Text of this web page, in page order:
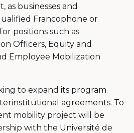
businesses and
Francophone or
positions such as
Officers, Equity and
Employee Mobilization
to expand its program
agreements. To
mobility project will be
with the Université de